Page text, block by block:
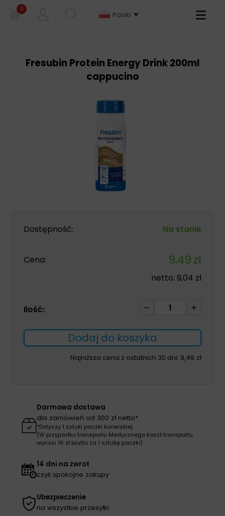
0
Polski
Primary
Fresubin Protein Energy Drink 200ml
cappucino
Dostępność: Na stanie
Cena: 9,49zł
netto: 9,04 zł
Ilość:
ilość
Protein
Energy
Drink
Dodaj do koszyka
Najniższa cena z ostatnich 30 dni: 9,49 zł
Darmowa dostawa
dla zamówień od 300 zł netto*
*Dotyczy 1 sztuki paczki kurierskiej
(W przypadku transportu Medycznego koszt transportu
wynosi 16 zł brutto za 1 sztukę paczki)
14 dni na zwrot
czyli spokojne zakupy
Ubezpieczenie
na wszystkie przesyłki